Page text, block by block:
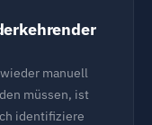
manuell
müssen, ist
identifiziere